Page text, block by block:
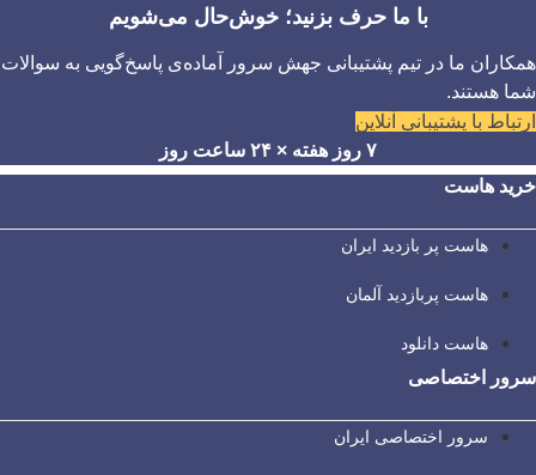
با ما حرف بزنید؛ خوش‌حال می‌شویم
همکاران ما در تیم پشتیبانی جهش سرور آماده‌ی پاسخ‌گویی به سوالات
شما هستند.
ارتباط با پشتیبانی آنلاین
۷ روز هفته × ۲۴ ساعت روز
خرید هاست
هاست پر بازدید ایران
هاست پربازدید آلمان
هاست دانلود
سرور اختصاصی
سرور اختصاصی ایران